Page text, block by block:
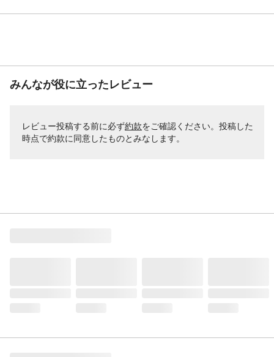
みんなが役に立ったレビュー
レビュー投稿する前に必ず約款をご確認ください。投稿した
時点で約款に同意したものとみなします。